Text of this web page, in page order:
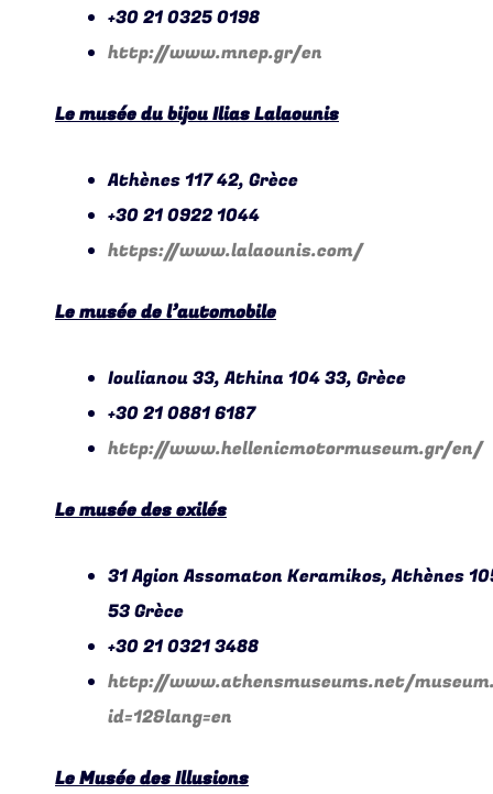
+30 21 0325 0198
http://www.mnep.gr/en
Le musée du bijou Ilias Lalaounis
Athènes 117 42, Grèce
+30 21 0922 1044
https://www.lalaounis.com/
Le musée de l’automobile
Ioulianou 33, Athina 104 33, Grèce
+30 21 0881 6187
http://www.hellenicmotormuseum.gr/en/
Le musée des exilés
31 Agion Assomaton Keramikos, Athènes
53 Grèce
+30 21 0321 3488
http://www.athensmuseums.net/
id=12&lang=en
Le Musée des Illusions